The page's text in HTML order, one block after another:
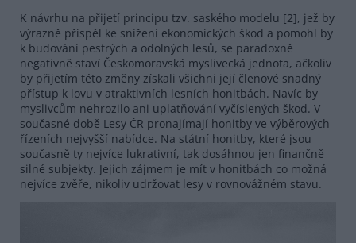
K návrhu na přijetí principu tzv. saského modelu [2], jež by
výrazně přispěl ke snížení ekonomických škod a pomohl by
k budování pestrých a odolných lesů, se paradoxně
negativně staví Českomoravská myslivecká jednota, ačkoliv
by přijetím této změny získali všichni její členové snadný
přístup k lovu v atraktivních lesních honitbách. Navíc by
myslivcům nehrozilo ani uplatňování vyčíslených škod. V
současné době Lesy ČR pronajímají honitby ve výběrových
řízeních nejvyšší nabídce. Na státní honitby, které jsou
současně ty nejvíce lukrativní, tak dosáhnou jen finančně
silné subjekty. Jejich zájmem je mít v honitbách co možná
nejvíce zvěře, nikoliv udržovat lesy v rovnovážném stavu.